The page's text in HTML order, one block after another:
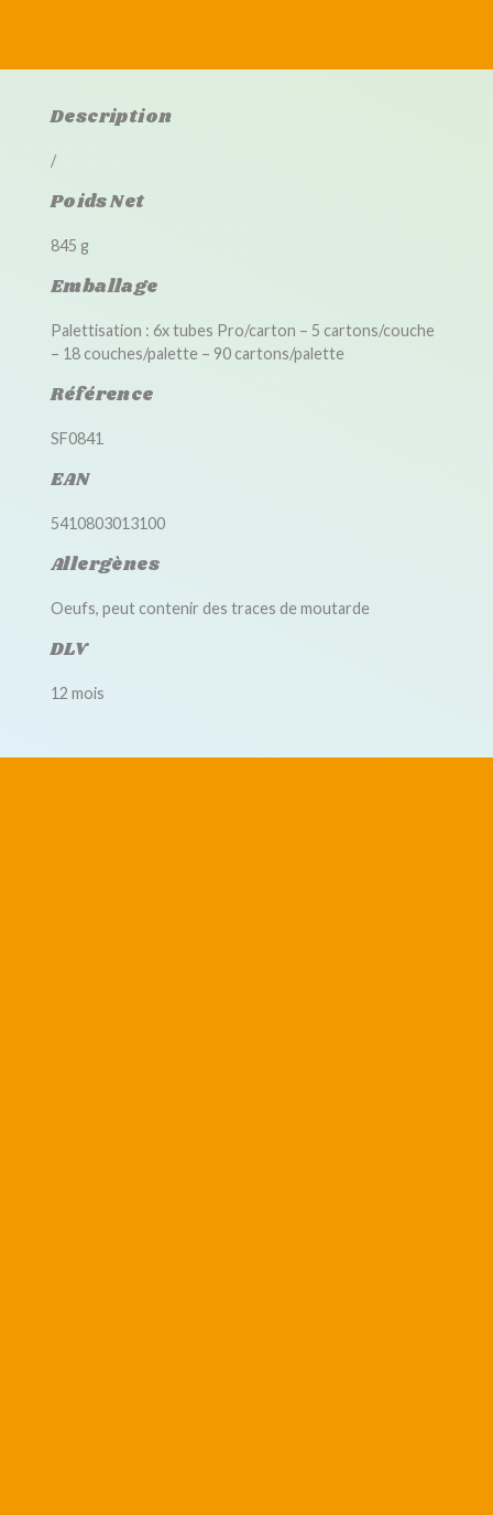
Description
/
Poids Net
845 g
Emballage
Palettisation : 6x tubes Pro/carton – 5 cartons/couche
– 18 couches/palette – 90 cartons/palette
Référence
SF0841
EAN
5410803013100
Allergènes
Oeufs, peut contenir des traces de moutarde
DLV
12 mois